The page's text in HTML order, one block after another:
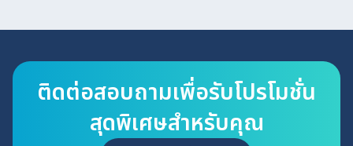
ติดต่อสอบถามเพื่อรับโปรโมชั่น
สุดพิเศษสำหรับคุณ